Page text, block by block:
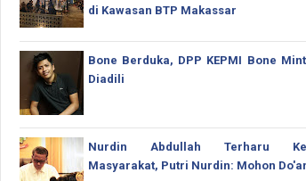
di Kawasan BTP Makassar
Bone Berduka, DPP KEPMI Bone
Diadili
Nurdin Abdullah Terharu
Masyarakat, Putri Nurdin: Mohon